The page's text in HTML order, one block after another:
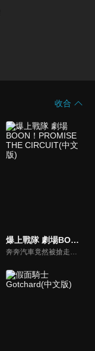
收合
爆上戰隊 劇場BOON！PROMISE THE CIRCUIT(中文版)